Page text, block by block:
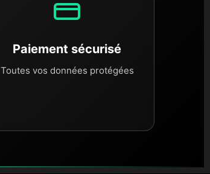
Paiement sécurisé
Toutes vos données protégées